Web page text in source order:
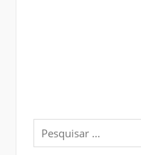
Pesquisar
por: